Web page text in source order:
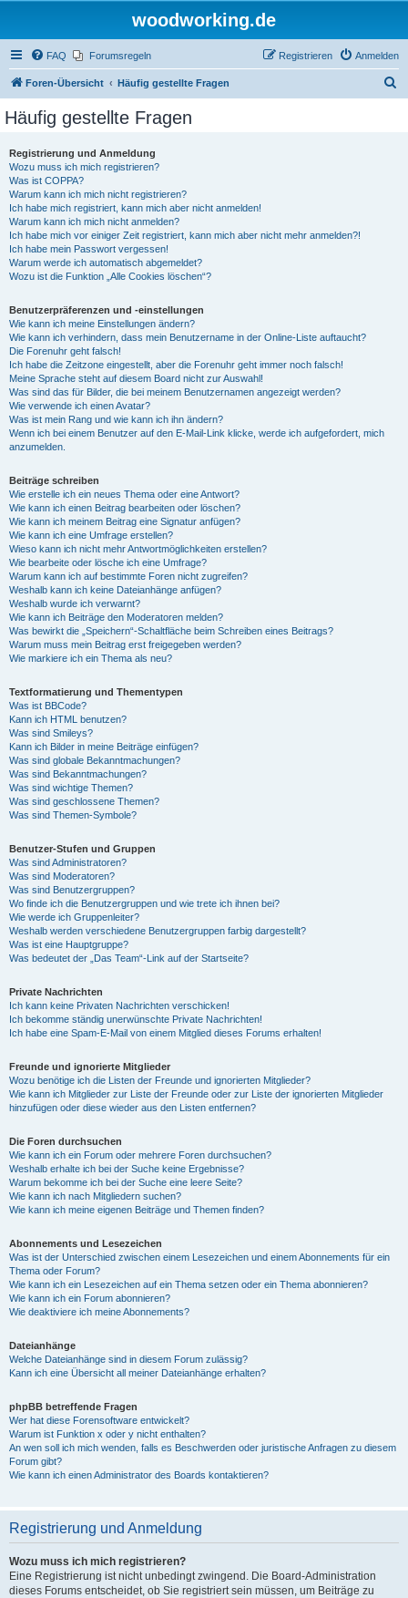
woodworking.de
FAQ Forumsregeln Anmelden
Registrieren
Foren-Übersicht Häufig gestellte Fragen
Häufig gestellte Fragen
Registrierung und Anmeldung
Wozu muss ich mich registrieren?
Was ist COPPA?
Warum kann ich mich nicht registrieren?
Ich habe mich registriert, kann mich aber nicht anmelden!
Warum kann ich mich nicht anmelden?
Ich habe mich vor einiger Zeit registriert, kann mich aber nicht mehr anmelden?!
Ich habe mein Passwort vergessen!
Warum werde ich automatisch abgemeldet?
Wozu ist die Funktion „Alle Cookies löschen“?
Benutzerpräferenzen und -einstellungen
Wie kann ich meine Einstellungen ändern?
Wie kann ich verhindern, dass mein Benutzername in der Online-Liste auftaucht?
Die Forenuhr geht falsch!
Ich habe die Zeitzone eingestellt, aber die Forenuhr geht immer noch falsch!
Meine Sprache steht auf diesem Board nicht zur Auswahl!
Was sind das für Bilder, die bei meinem Benutzernamen angezeigt werden?
Wie verwende ich einen Avatar?
Was ist mein Rang und wie kann ich ihn ändern?
Wenn ich bei einem Benutzer auf den E-Mail-Link klicke, werde ich aufgefordert, mich
anzumelden.
Beiträge schreiben
Wie erstelle ich ein neues Thema oder eine Antwort?
Wie kann ich einen Beitrag bearbeiten oder löschen?
Wie kann ich meinem Beitrag eine Signatur anfügen?
Wie kann ich eine Umfrage erstellen?
Wieso kann ich nicht mehr Antwortmöglichkeiten erstellen?
Wie bearbeite oder lösche ich eine Umfrage?
Warum kann ich auf bestimmte Foren nicht zugreifen?
Weshalb kann ich keine Dateianhänge anfügen?
Weshalb wurde ich verwarnt?
Wie kann ich Beiträge den Moderatoren melden?
Was bewirkt die „Speichern“-Schaltfläche beim Schreiben eines Beitrags?
Warum muss mein Beitrag erst freigegeben werden?
Wie markiere ich ein Thema als neu?
Textformatierung und Thementypen
Was ist BBCode?
Kann ich HTML benutzen?
Was sind Smileys?
Kann ich Bilder in meine Beiträge einfügen?
Was sind globale Bekanntmachungen?
Was sind Bekanntmachungen?
Was sind wichtige Themen?
Was sind geschlossene Themen?
Was sind Themen-Symbole?
Benutzer-Stufen und Gruppen
Was sind Administratoren?
Was sind Moderatoren?
Was sind Benutzergruppen?
Wo finde ich die Benutzergruppen und wie trete ich ihnen bei?
Wie werde ich Gruppenleiter?
Weshalb werden verschiedene Benutzergruppen farbig dargestellt?
Was ist eine Hauptgruppe?
Was bedeutet der „Das Team“-Link auf der Startseite?
Private Nachrichten
Ich kann keine Privaten Nachrichten verschicken!
Ich bekomme ständig unerwünschte Private Nachrichten!
Ich habe eine Spam-E-Mail von einem Mitglied dieses Forums erhalten!
Freunde und ignorierte Mitglieder
Wozu benötige ich die Listen der Freunde und ignorierten Mitglieder?
Wie kann ich Mitglieder zur Liste der Freunde oder zur Liste der ignorierten Mitglieder
hinzufügen oder diese wieder aus den Listen entfernen?
Die Foren durchsuchen
Wie kann ich ein Forum oder mehrere Foren durchsuchen?
Weshalb erhalte ich bei der Suche keine Ergebnisse?
Warum bekomme ich bei der Suche eine leere Seite?
Wie kann ich nach Mitgliedern suchen?
Wie kann ich meine eigenen Beiträge und Themen finden?
Abonnements und Lesezeichen
Was ist der Unterschied zwischen einem Lesezeichen und einem Abonnements für ein
Thema oder Forum?
Wie kann ich ein Lesezeichen auf ein Thema setzen oder ein Thema abonnieren?
Wie kann ich ein Forum abonnieren?
Wie deaktiviere ich meine Abonnements?
Dateianhänge
Welche Dateianhänge sind in diesem Forum zulässig?
Kann ich eine Übersicht all meiner Dateianhänge erhalten?
phpBB betreffende Fragen
Wer hat diese Forensoftware entwickelt?
Warum ist Funktion x oder y nicht enthalten?
An wen soll ich mich wenden, falls es Beschwerden oder juristische Anfragen zu diesem
Forum gibt?
Wie kann ich einen Administrator des Boards kontaktieren?
Registrierung und Anmeldung
Wozu muss ich mich registrieren?
Eine Registrierung ist nicht unbedingt zwingend. Die Board-Administration
dieses Forums entscheidet, ob Sie registriert sein müssen, um Beiträge zu